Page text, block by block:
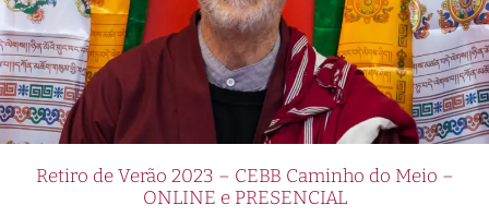
Retiro de Verão 2023 – CEBB Caminho do Meio –
ONLINE e PRESENCIAL